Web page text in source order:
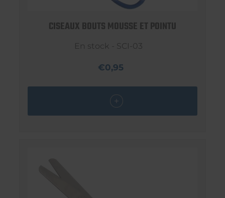
CISEAUX BOUTS MOUSSE ET POINTU
En stock - SCI-03
€0,95